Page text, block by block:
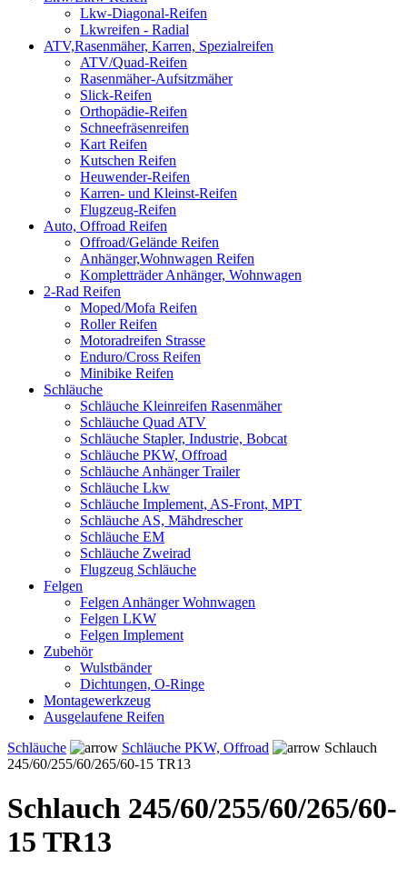
Lkw-Diagonal-Reifen
Lkwreifen - Radial
ATV,Rasenmäher, Karren, Spezialreifen
ATV/Quad-Reifen
Rasenmäher-Aufsitzmäher
Slick-Reifen
Orthopädie-Reifen
Schneefräsenreifen
Kart Reifen
Kutschen Reifen
Heuwender-Reifen
Karren- und Kleinst-Reifen
Flugzeug-Reifen
Auto, Offroad Reifen
Offroad/Gelände Reifen
Anhänger,Wohnwagen Reifen
Kompletträder Anhänger, Wohnwagen
2-Rad Reifen
Moped/Mofa Reifen
Roller Reifen
Motoradreifen Strasse
Enduro/Cross Reifen
Minibike Reifen
Schläuche
Schläuche Kleinreifen Rasenmäher
Schläuche Quad ATV
Schläuche Stapler, Industrie, Bobcat
Schläuche PKW, Offroad
Schläuche Anhänger Trailer
Schläuche Lkw
Schläuche Implement, AS-Front, MPT
Schläuche AS, Mähdrescher
Schläuche EM
Schläuche Zweirad
Flugzeug Schläuche
Felgen
Felgen Anhänger Wohnwagen
Felgen LKW
Felgen Implement
Zubehör
Wulstbänder
Dichtungen, O-Ringe
Montagewerkzeug
Ausgelaufene Reifen
Schläuche
Schläuche PKW, Offroad
Schlauch
245/60/255/60/265/60-15 TR13
Schlauch 245/60/255/60/265/60-
15 TR13